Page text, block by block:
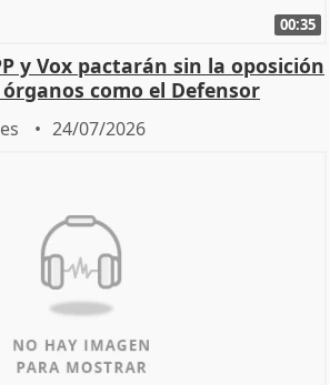
00:35
y Vox pactarán sin la oposición
como el Defensor
24/07/2026